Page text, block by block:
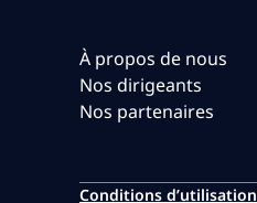
À propos de nous
Nos dirigeants
Nos partenaires
Conditions d’utilisation